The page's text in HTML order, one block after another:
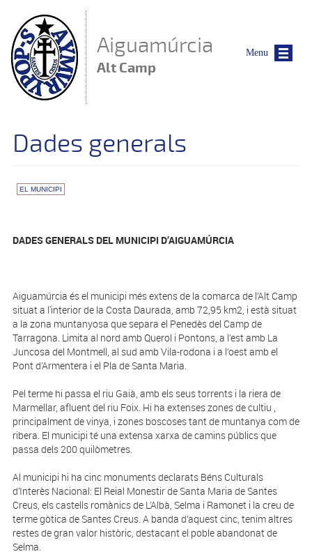
Aiguamúrcia
Alt Camp
Dades generals
EL MUNICIPI
DADES GENERALS DEL MUNICIPI D’AIGUAMÚRCIA
Aiguamúrcia és el municipi més extens de la comarca de l’Alt Camp
situat a l'interior de la Costa Daurada, amb 72,95 km2, i està situat
a la zona muntanyosa que separa el Penedès del Camp de
Tarragona. Limita al nord amb Querol i Pontons, a l’est amb La
Juncosa del Montmell, al sud amb Vila-rodona i a l’oest amb el
Pont d’Armentera i el Pla de Santa Maria.
Pel terme hi passa el riu Gaià, amb els seus torrents i la riera de
Marmellar, afluent del riu Foix. Hi ha extenses zones de cultiu ,
principalment de vinya, i zones boscoses tant de muntanya com de
ribera. El municipi té una extensa xarxa de camins públics que
passa dels 200 quilòmetres.
Al municipi hi ha cinc monuments declarats Béns Culturals
d’Interès Nacional: El Reial Monestir de Santa Maria de Santes
Creus, els castells romànics de L’Albà, Selma i Ramonet i la creu de
terme gòtica de Santes Creus. A banda d’aquest cinc, tenim altres
restes de gran valor històric, destacant el poble abandonat de
Selma.
Menu